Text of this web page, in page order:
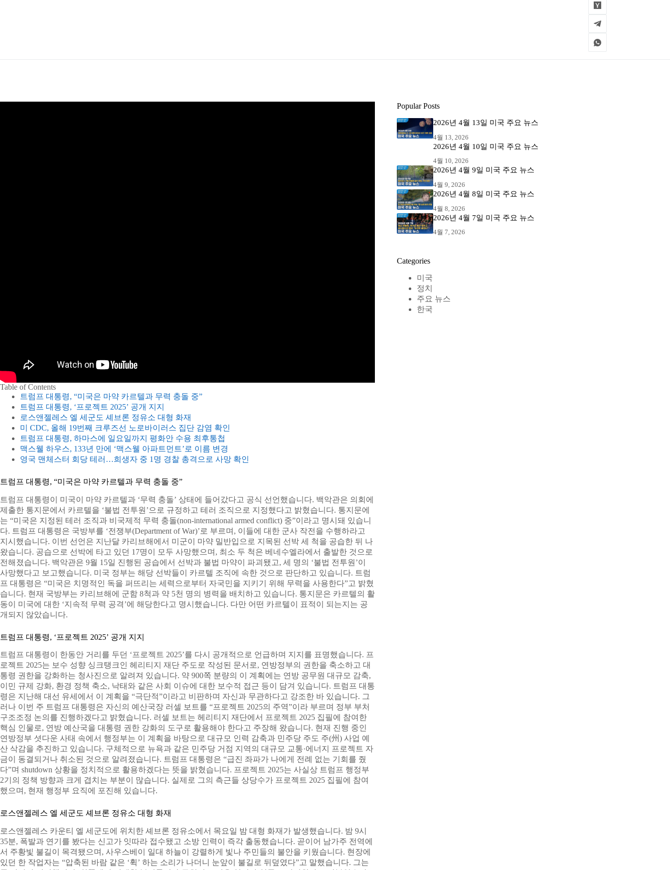
Table of Contents
트럼프 대통령, “미국은 마약 카르텔과 무력 충돌 중”
트럼프 대통령, ‘프로젝트 2025’ 공개 지지
로스앤젤레스 엘 세군도 셰브론 정유소 대형 화재
미 CDC, 올해 19번째 크루즈선 노로바이러스 집단 감염 확인
트럼프 대통령, 하마스에 일요일까지 평화안 수용 최후통첩
맥스웰 하우스, 133년 만에 ‘맥스웰 아파트먼트’로 이름 변경
영국 맨체스터 회당 테러…희생자 중 1명 경찰 총격으로 사망 확인
트럼프 대통령, “미국은 마약 카르텔과 무력 충돌 중”
트럼프 대통령이 미국이 마약 카르텔과 ‘무력 충돌’ 상태에 들어갔다고 공식 선언했습니다. 백악관은 의회에
제출한 통지문에서 카르텔을 ‘불법 전투원’으로 규정하고 테러 조직으로 지정했다고 밝혔습니다. 통지문에
는 “미국은 지정된 테러 조직과 비국제적 무력 충돌(non-international armed conflict) 중”이라고 명시돼 있습니
다. 트럼프 대통령은 국방부를 ‘전쟁부(Department of War)’로 부르며, 이들에 대한 군사 작전을 수행하라고
지시했습니다. 이번 선언은 지난달 카리브해에서 미군이 마약 밀반입으로 지목된 선박 세 척을 공습한 뒤 나
왔습니다. 공습으로 선박에 타고 있던 17명이 모두 사망했으며, 최소 두 척은 베네수엘라에서 출발한 것으로
전해졌습니다. 백악관은 9월 15일 진행된 공습에서 선박과 불법 마약이 파괴됐고, 세 명의 ‘불법 전투원’이
사망했다고 보고했습니다. 미국 정부는 해당 선박들이 카르텔 조직에 속한 것으로 판단하고 있습니다. 트럼
프 대통령은 “미국은 치명적인 독을 퍼뜨리는 세력으로부터 자국민을 지키기 위해 무력을 사용한다”고 밝혔
습니다. 현재 국방부는 카리브해에 군함 8척과 약 5천 명의 병력을 배치하고 있습니다. 통지문은 카르텔의 활
동이 미국에 대한 ‘지속적 무력 공격’에 해당한다고 명시했습니다. 다만 어떤 카르텔이 표적이 되는지는 공
개되지 않았습니다.
트럼프 대통령, ‘프로젝트 2025’ 공개 지지
트럼프 대통령이 한동안 거리를 두던 ‘프로젝트 2025’를 다시 공개적으로 언급하며 지지를 표명했습니다. 프
로젝트 2025는 보수 성향 싱크탱크인 헤리티지 재단 주도로 작성된 문서로, 연방정부의 권한을 축소하고 대
통령 권한을 강화하는 청사진으로 알려져 있습니다. 약 900쪽 분량의 이 계획에는 연방 공무원 대규모 감축,
이민 규제 강화, 환경 정책 축소, 낙태와 같은 사회 이슈에 대한 보수적 접근 등이 담겨 있습니다. 트럼프 대통
령은 지난해 대선 유세에서 이 계획을 “극단적”이라고 비판하며 자신과 무관하다고 강조한 바 있습니다. 그
러나 이번 주 트럼프 대통령은 자신의 예산국장 러셀 보트를 “프로젝트 2025의 주역”이라 부르며 정부 부처
구조조정 논의를 진행하겠다고 밝혔습니다. 러셀 보트는 헤리티지 재단에서 프로젝트 2025 집필에 참여한
핵심 인물로, 연방 예산국을 대통령 권한 강화의 도구로 활용해야 한다고 주장해 왔습니다. 현재 진행 중인
연방정부 셧다운 사태 속에서 행정부는 이 계획을 바탕으로 대규모 인력 감축과 민주당 주도 주(州) 사업 예
산 삭감을 추진하고 있습니다. 구체적으로 뉴욕과 같은 민주당 거점 지역의 대규모 교통·에너지 프로젝트 자
금이 동결되거나 취소된 것으로 알려졌습니다. 트럼프 대통령은 “급진 좌파가 나에게 전례 없는 기회를 줬
다”며 shutdown 상황을 정치적으로 활용하겠다는 뜻을 밝혔습니다. 프로젝트 2025는 사실상 트럼프 행정부
2기의 정책 방향과 크게 겹치는 부분이 많습니다. 실제로 그의 측근들 상당수가 프로젝트 2025 집필에 참여
했으며, 현재 행정부 요직에 포진해 있습니다.
로스앤젤레스 엘 세군도 셰브론 정유소 대형 화재
로스앤젤레스 카운티 엘 세군도에 위치한 셰브론 정유소에서 목요일 밤 대형 화재가 발생했습니다. 밤 9시
35분, 폭발과 연기를 봤다는 신고가 잇따라 접수됐고 소방 인력이 즉각 출동했습니다. 곧이어 남가주 전역에
서 주황빛 불길이 목격됐으며, 사우스베이 일대 하늘이 강렬하게 빛나 주민들의 불안을 키웠습니다. 현장에
있던 한 작업자는 “압축된 바람 같은 ‘휙’ 하는 소리가 나더니 눈앞이 불길로 뒤덮였다”고 말했습니다. 그는
Popular Posts
2026년 4월 13일 미국 주요 뉴스
4월 13, 2026
2026년 4월 10일 미국 주요 뉴스
4월 10, 2026
2026년 4월 9일 미국 주요 뉴스
4월 9, 2026
2026년 4월 8일 미국 주요 뉴스
4월 8, 2026
2026년 4월 7일 미국 주요 뉴스
4월 7, 2026
Categories
미국
정치
주요 뉴스
한국